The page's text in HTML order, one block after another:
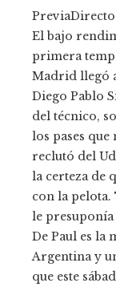
PreviaDirecto
El bajo
primera
Madrid llegó
Diego Pablo
del técnico,
los pases
reclutó del
la certeza de
con la pelota.
le
De Paul es la
Argentina y
que este